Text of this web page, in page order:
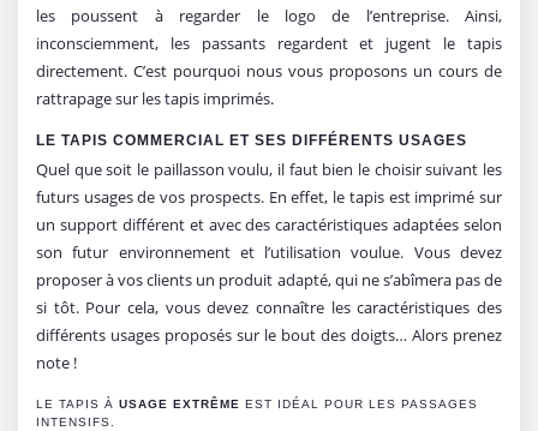
les poussent à regarder le logo de l’entreprise. Ainsi,
inconsciemment, les passants regardent et jugent le tapis
directement. C’est pourquoi nous vous proposons un cours de
rattrapage sur les tapis imprimés.
LE TAPIS COMMERCIAL ET SES DIFFÉRENTS USAGES
Quel que soit le paillasson voulu, il faut bien le choisir suivant les
futurs usages de vos prospects. En effet, le tapis est imprimé sur
un support différent et avec des caractéristiques adaptées selon
son futur environnement et l’utilisation voulue. Vous devez
proposer à vos clients un produit adapté, qui ne s’abîmera pas de
si tôt. Pour cela, vous devez connaître les caractéristiques des
différents usages proposés sur le bout des doigts… Alors prenez
note !
LE TAPIS À USAGE EXTRÊME EST IDÉAL POUR LES PASSAGES
INTENSIFS.